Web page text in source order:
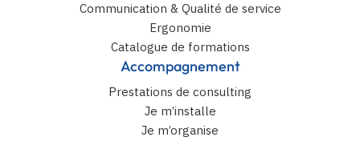
Communication & Qualité de service
Ergonomie
Catalogue de formations
Accompagnement
Prestations de consulting
Je m’installe
Je m’organise